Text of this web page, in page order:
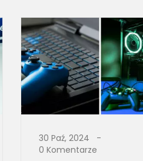
30 Paź, 2024
0 Komentarze